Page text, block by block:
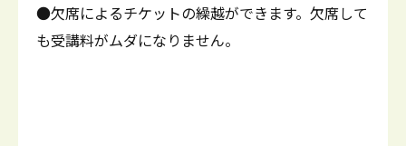
●欠席によるチケットの繰越ができます。欠席して
も受講料がムダになりません。